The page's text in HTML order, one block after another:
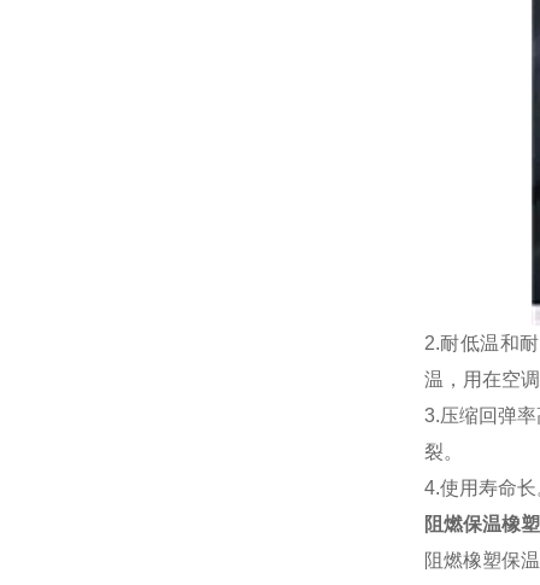
2.耐低温和
温，用在空
3.压缩回弹
裂。
4.使用寿命
阻燃保温橡
阻燃橡塑保